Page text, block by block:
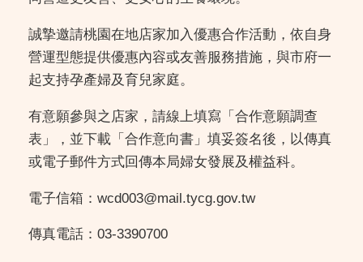
誠摯邀請桃園在地店家加入優惠合作活動，依自身
營運型態提供優惠內容或友善服務措施，與市府一
起支持孕產婦及育兒家庭。
有意願參與之店家，請線上填寫「合作意願調查
表」，並下載「合作意向書」填妥簽名後，以傳真
或電子郵件方式回傳本局婦女發展及權益科。
電子信箱：wcd003@mail.tycg.gov.tw
傳真電話：03-3390700